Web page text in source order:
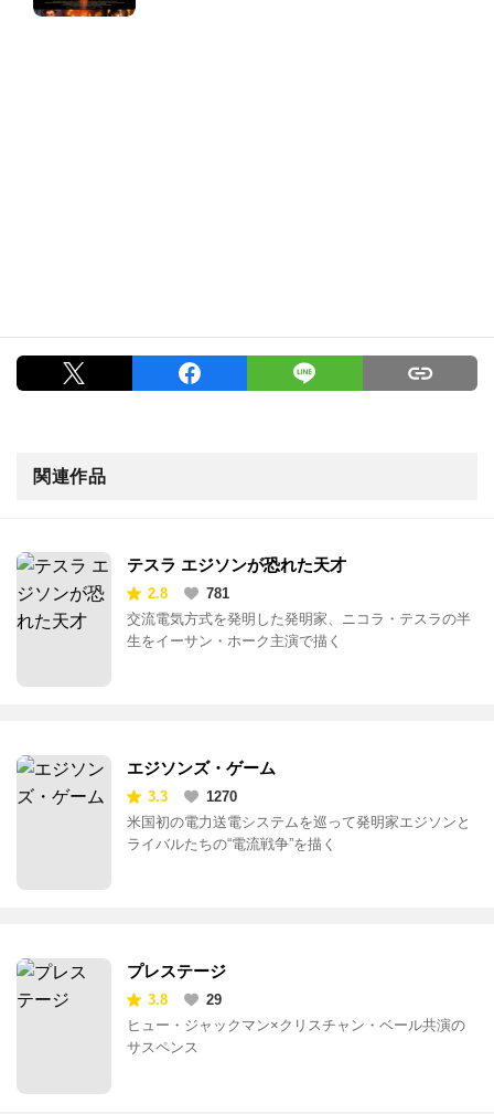
関連作品
テスラ エジソンが恐れた天才
2.8
781
交流電気方式を発明した発明家、ニコラ・テスラの半
生をイーサン・ホーク主演で描く
エジソンズ・ゲーム
3.3
1270
米国初の電力送電システムを巡って発明家エジソンと
ライバルたちの“電流戦争”を描く
プレステージ
3.8
29
ヒュー・ジャックマン×クリスチャン・ベール共演の
サスペンス